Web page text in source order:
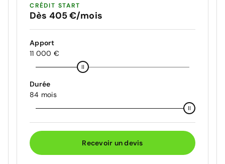
CRÉDIT START
Dès 405 €/mois
Apport
11 000 €
Durée
84 mois
Recevoir un devis